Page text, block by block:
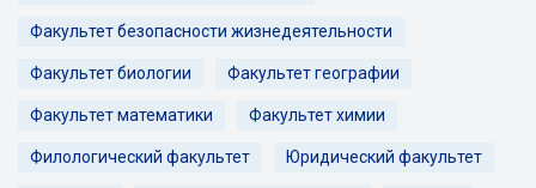
Факультет безопасности жизнедеятельности
Факультет биологии Факультет географии
Факультет математики Факультет химии
Филологический факультет Юридический факультет